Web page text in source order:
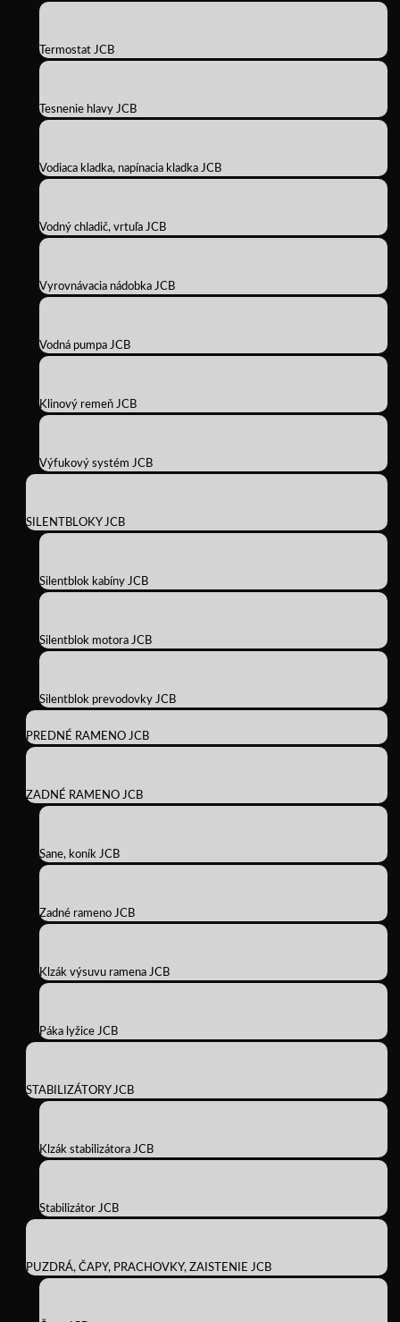
Termostat JCB
Tesnenie hlavy JCB
Vodiaca kladka, napínacia kladka JCB
Vodný chladič, vrtuľa JCB
Vyrovnávacia nádobka JCB
Vodná pumpa JCB
Klinový remeň JCB
Výfukový systém JCB
SILENTBLOKY JCB
Silentblok kabíny JCB
Silentblok motora JCB
Silentblok prevodovky JCB
PREDNÉ RAMENO JCB
ZADNÉ RAMENO JCB
Sane, koník JCB
Zadné rameno JCB
Klzák výsuvu ramena JCB
Páka lyžice JCB
STABILIZÁTORY JCB
Klzák stabilizátora JCB
Stabilizátor JCB
PUZDRÁ, ČAPY, PRACHOVKY, ZAISTENIE JCB